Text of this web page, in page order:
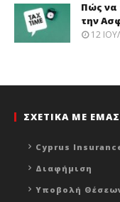
Πώς να
την
12
ΣΧΕΤΙΚΑ ΜΕ ΕΜΑΣ
Cyprus
Διαφήμιση
Υποβολή